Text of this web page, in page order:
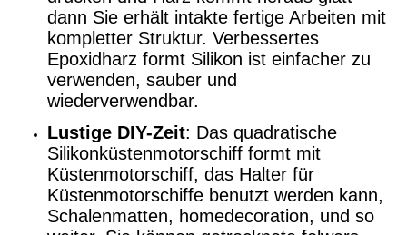
dann Sie erhält intakte fertige Arbeiten mit
kompletter Struktur. Verbessertes
Epoxidharz formt Silikon ist einfacher zu
verwenden, sauber und
wiederverwendbar.
Lustige DIY-Zeit: Das quadratische
Silikonküstenmotorschiff formt mit
Küstenmotorschiff, das Halter für
Küstenmotorschiffe benutzt werden kann,
Schalenmatten, homedecoration, und so